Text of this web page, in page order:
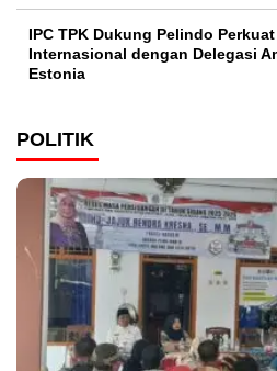
IPC TPK Dukung Pelindo
Internasional dengan Delegasi
Estonia
POLITIK